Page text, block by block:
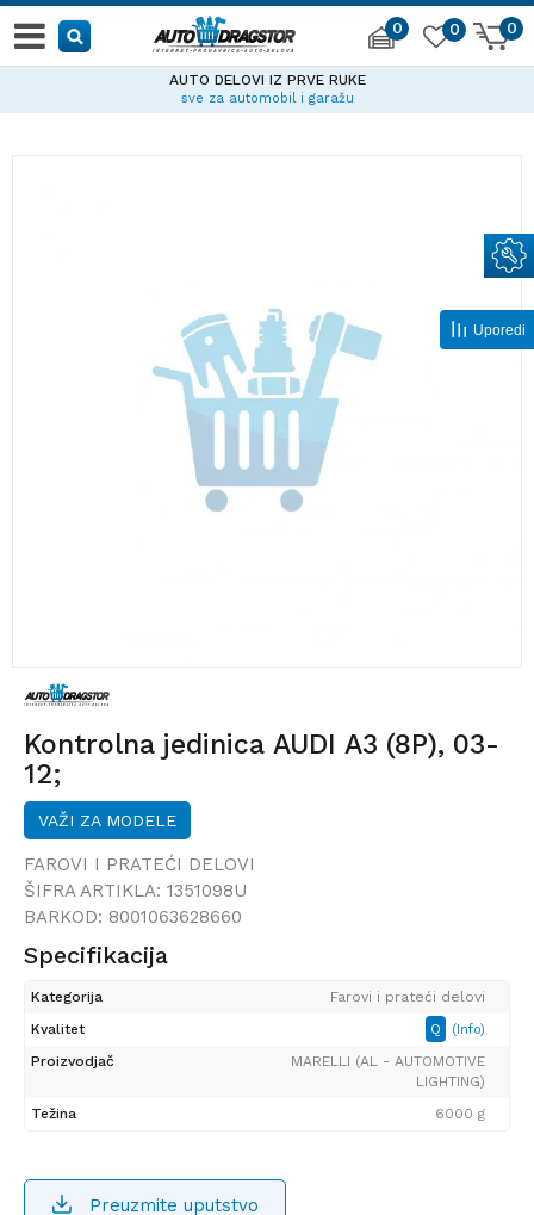
0 0
0
AUTO DELOVI IZ PRVE RUKE
sve za automobil i garažu
Kontrolna jedinica AUDI A3 (8P), 03-
12;
VAŽI ZA MODELE
FAROVI I PRATEĆI DELOVI
ŠIFRA ARTIKLA: 1351098U
BARKOD: 8001063628660
Specifikacija
Kategorija
Farovi i prateći delovi
Kvalitet
Q (Info)
Proizvodjač
MARELLI (AL - AUTOMOTIVE
LIGHTING)
Težina
6000 g
Preuzmite uputstvo
Uporedi